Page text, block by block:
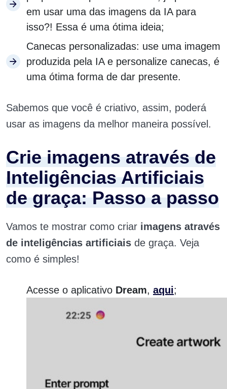
em usar uma das imagens da IA para
isso?! Essa é uma ótima ideia;
Canecas personalizadas: use uma imagem
produzida pela IA e personalize canecas, é
uma ótima forma de dar presente.
Sabemos que você é criativo, assim, poderá
usar as imagens da melhor maneira possível.
Crie imagens através de
Inteligências Artificiais
de graça: Passo a passo
Vamos te mostrar como criar imagens através
de inteligências artificiais de graça. Veja
como é simples!
Acesse o aplicativo Dream, aqui;